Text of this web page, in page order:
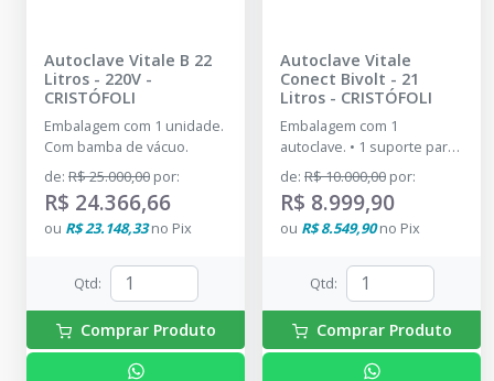
Autoclave Vitale B 22
Litros - 220V -
CRISTÓFOLI
Embalagem com 1 unidade.
Com bamba de vácuo.
de: R$ 25.000,00 por:
R$ 24.366,66
ou R$ 23.148,33no Pix
Qtd:
Comprar Produto
Autoclave Vitale
Conect Bivolt - 21
Litros - CRISTÓFOLI
Embalagem com 1
autoclave. • 1 suporte para
bandejas. • 2 bandejas (12L)
ou 3 bandejas (21L). • 1
copo. • 1 mangueira (1,5 m).
• 1 abraçadeira. • 1 manual
de: R$ 10.000,00 por:
R$ 8.999,90
ou R$ 8.549,90no Pix
Qtd:
Comprar Produto